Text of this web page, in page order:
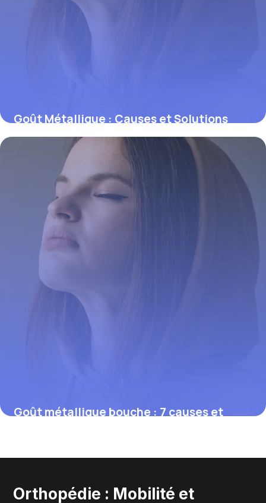
Goût Métallique : Causes et Solutions
Efficaces
Goût métallique bouche : 7 causes et
Orthopédie : Mobilité et